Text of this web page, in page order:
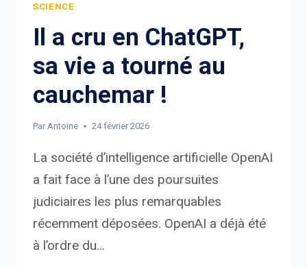
SCIENCE
Il a cru en ChatGPT,
sa vie a tourné au
cauchemar !
Par Antoine 24 février 2026
La société d’intelligence artificielle OpenAI
a fait face à l’une des poursuites
judiciaires les plus remarquables
récemment déposées. OpenAI a déjà été
à l’ordre du…